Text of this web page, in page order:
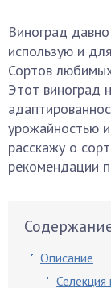
Виноград
использую и
Сортов
Этот виноград
урожайностью
расскажу о
рекомендации
Описание